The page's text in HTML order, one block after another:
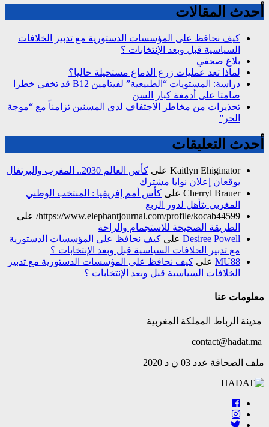
أحدث المقالات
كيف نحافظ على المؤسسات الدستورية مع تدبير الخلافات
السياسية قبل وبعد الإنتخابات ؟
بلاغ صحفي
لماذا تعد عمليات زرع الدماغ مستحيلة حاليا؟
دراسة: المستويات “الطبيعية” لفيتامين B12 قد تخفي خطرا
صامتا على أدمغة كبار السن
تحذيرات من مخاطر الاجتفاف لدى المسنين تزامناً مع “موجة
الحر”
أحدث التعليقات
Kaitlyn Ehiginator على
كأس العالم 2030.. المغرب والبرتغال
يوقعان إعلان نوايا مشترك
Cherryl Brauer على كأس أمم إفريقيا : المنتخب الوطني
المغربي يتأهل لدور الربع
https://www.elephantjournal.com/profile/kocab44599/ على
الطريقة الصحيحة للاستجمام والراحة
Desiree Powell على كيف نحافظ على المؤسسات الدستورية
مع تدبير الخلافات السياسية قبل وبعد الإنتخابات ؟
MU88 على كيف نحافظ على المؤسسات الدستورية مع تدبير
الخلافات السياسية قبل وبعد الإنتخابات ؟
معلومات عنا
مدينة الرباط المملكة المغربية
ملف الصحافة عدد 03 ن د 2020